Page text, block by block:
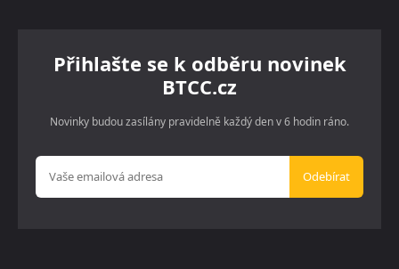
Přihlašte se k odběru novinek
BTCC.cz
Novinky budou zasílány pravidelně každý den v 6 hodin ráno.
Odebírat